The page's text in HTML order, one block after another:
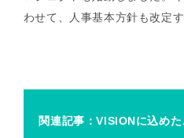
わせて、人事基本方針も改定
関連記事：VISIONに込め